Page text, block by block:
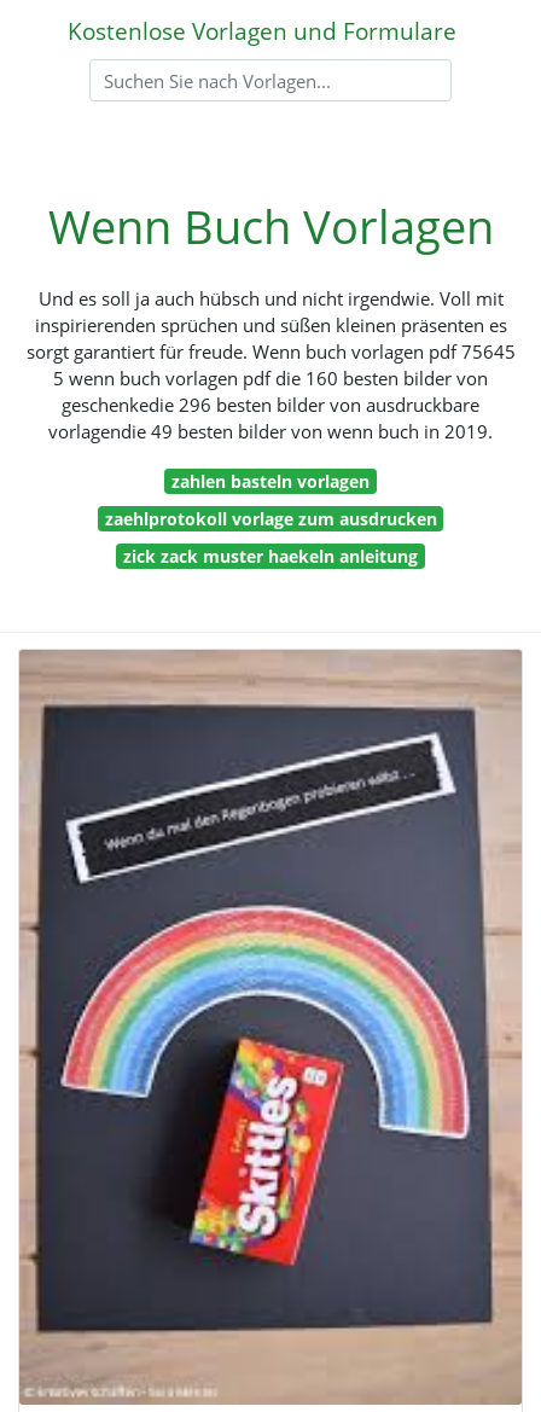
Kostenlose Vorlagen und Formulare
Wenn Buch Vorlagen
Und es soll ja auch hübsch und nicht irgendwie. Voll mit
inspirierenden sprüchen und süßen kleinen präsenten es
sorgt garantiert für freude. Wenn buch vorlagen pdf 75645
5 wenn buch vorlagen pdf die 160 besten bilder von
geschenkedie 296 besten bilder von ausdruckbare
vorlagendie 49 besten bilder von wenn buch in 2019.
zahlen basteln vorlagen
zaehlprotokoll vorlage zum ausdrucken
zick zack muster haekeln anleitung